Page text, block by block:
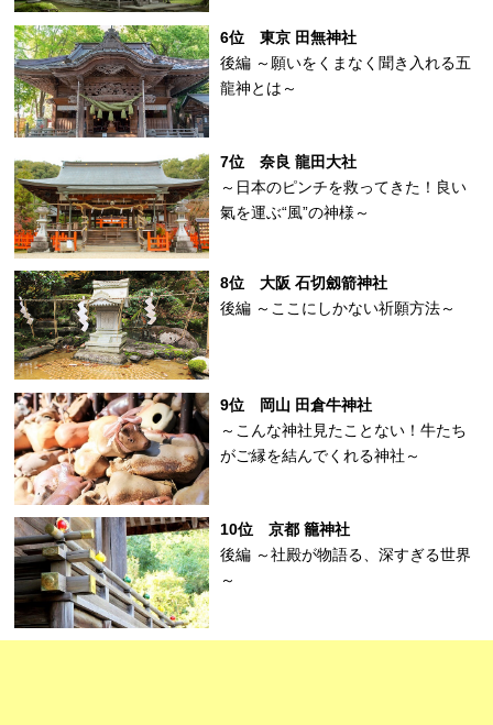
6位 東京 田無神社
後編 ～願いをくまなく聞き入れる五
龍神とは～
7位 奈良 龍田大社
～日本のピンチを救ってきた！良い
氣を運ぶ“風”の神様～
8位 大阪 石切劔箭神社
後編 ～ここにしかない祈願方法～
9位 岡山 田倉牛神社
～こんな神社見たことない！牛たち
がご縁を結んでくれる神社～
10位 京都 籠神社
後編 ～社殿が物語る、深すぎる世界
～